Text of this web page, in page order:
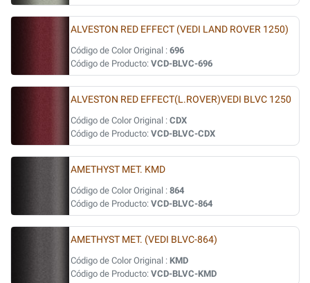
ALVESTON RED EFFECT (VEDI LAND ROVER 1250)
Código de Color Original : 696
Código de Producto: VCD-BLVC-696
ALVESTON RED EFFECT(L.ROVER)VEDI BLVC 1250
Código de Color Original : CDX
Código de Producto: VCD-BLVC-CDX
AMETHYST MET. KMD
Código de Color Original : 864
Código de Producto: VCD-BLVC-864
AMETHYST MET. (VEDI BLVC-864)
Código de Color Original : KMD
Código de Producto: VCD-BLVC-KMD